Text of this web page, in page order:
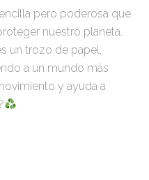
pero poderosa que
nuestro planeta.
un trozo de papel,
a un mundo más
y ayuda a